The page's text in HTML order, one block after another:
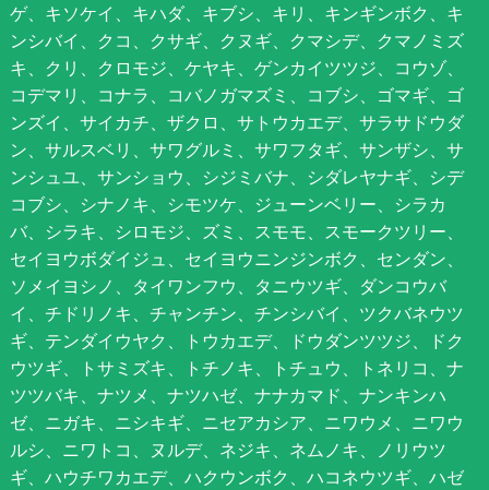
ゲ、キソケイ、キハダ、キブシ、キリ、キンギンボク、キ
ンシバイ、クコ、クサギ、クヌギ、クマシデ、クマノミズ
キ、クリ、クロモジ、ケヤキ、ゲンカイツツジ、コウゾ、
コデマリ、コナラ、コバノガマズミ、コブシ、ゴマギ、ゴ
ンズイ、サイカチ、ザクロ、サトウカエデ、サラサドウダ
ン、サルスベリ、サワグルミ、サワフタギ、サンザシ、サ
ンシュユ、サンショウ、シジミバナ、シダレヤナギ、シデ
コブシ、シナノキ、シモツケ、ジューンベリー、シラカ
バ、シラキ、シロモジ、ズミ、スモモ、スモークツリー、
セイヨウボダイジュ、セイヨウニンジンボク、センダン、
ソメイヨシノ、タイワンフウ、タニウツギ、ダンコウバ
イ、チドリノキ、チャンチン、チンシバイ、ツクバネウツ
ギ、テンダイウヤク、トウカエデ、ドウダンツツジ、ドク
ウツギ、トサミズキ、トチノキ、トチュウ、トネリコ、ナ
ツツバキ、ナツメ、ナツハゼ、ナナカマド、ナンキンハ
ゼ、ニガキ、ニシキギ、ニセアカシア、ニワウメ、ニワウ
ルシ、ニワトコ、ヌルデ、ネジキ、ネムノキ、ノリウツ
ギ、ハウチワカエデ、ハクウンボク、ハコネウツギ、ハゼ